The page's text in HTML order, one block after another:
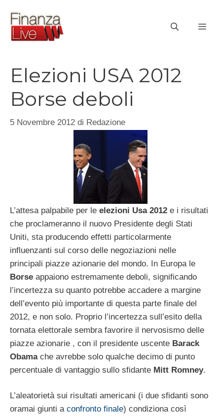
contenuto
Elezioni USA 2012
Borse deboli
5 Novembre 2012 di Redazione
L’attesa palpabile per le elezioni Usa 2012 e i risultati
che proclameranno il nuovo Presidente degli Stati
Uniti, sta producendo effetti particolarmente
influenzanti sul corso delle negoziazioni nelle
principali piazze azionarie del mondo. In Europa le
Borse appaiono estremamente deboli, significando
l’incertezza su quanto potrebbe accadere a margine
dell’evento più importante di questa parte finale del
2012, e non solo. Proprio l’incertezza sull’esito della
tornata elettorale sembra favorire il nervosismo delle
piazze azionarie , con il presidente uscente Barack
Obamache avrebbe solo qualche decimo di punto
percentuale di vantaggio sullo sfidante Mitt Romney.
L’aleatorietà sui risultati americani (i due sfidanti sono
oramai giunti a confronto finale) condiziona così